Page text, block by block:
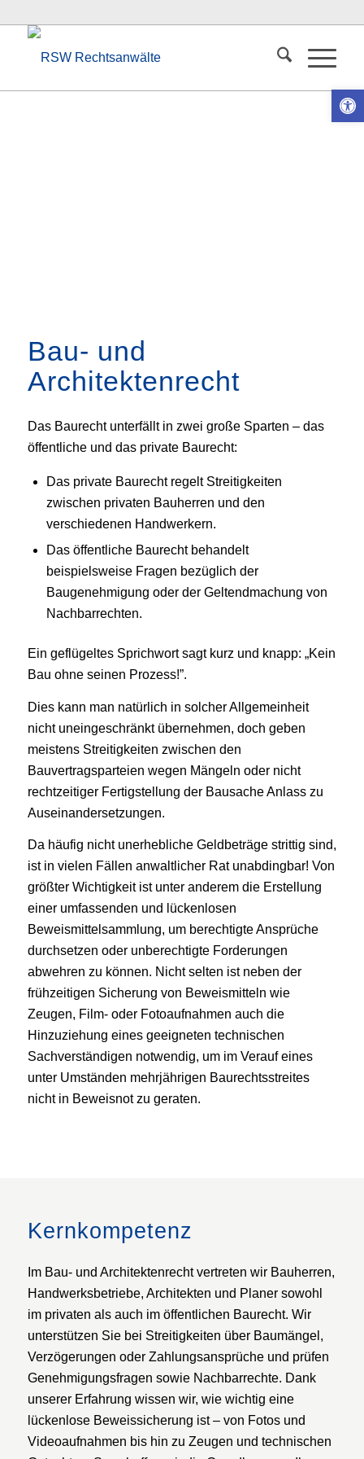
Bau- und
Architektenrecht
Das Baurecht unterfällt in zwei große Sparten – das
öffentliche und das private Baurecht:
Das private Baurecht regelt Streitigkeiten
zwischen privaten Bauherren und den
verschiedenen Handwerkern.
Das öffentliche Baurecht behandelt
beispielsweise Fragen bezüglich der
Baugenehmigung oder der Geltendmachung von
Nachbarrechten.
Ein geflügeltes Sprichwort sagt kurz und knapp: „Kein
Bau ohne seinen Prozess!”.
Dies kann man natürlich in solcher Allgemeinheit
nicht uneingeschränkt übernehmen, doch geben
meistens Streitigkeiten zwischen den
Bauvertragsparteien wegen Mängeln oder nicht
rechtzeitiger Fertigstellung der Bausache Anlass zu
Auseinandersetzungen.
Da häufig nicht unerhebliche Geldbeträge strittig sind,
ist in vielen Fällen anwaltlicher Rat unabdingbar! Von
größter Wichtigkeit ist unter anderem die Erstellung
einer umfassenden und lückenlosen
Beweismittelsammlung, um berechtigte Ansprüche
durchsetzen oder unberechtigte Forderungen
abwehren zu können. Nicht selten ist neben der
frühzeitigen Sicherung von Beweismitteln wie
Zeugen, Film- oder Fotoaufnahmen auch die
Hinzuziehung eines geeigneten technischen
Sachverständigen notwendig, um im Verauf eines
unter Umständen mehrjährigen Baurechtsstreites
nicht in Beweisnot zu geraten.
Kernkompetenz
Im Bau- und Architektenrecht vertreten wir Bauherren,
Handwerksbetriebe, Architekten und Planer sowohl
im privaten als auch im öffentlichen Baurecht. Wir
unterstützen Sie bei Streitigkeiten über Baumängel,
Verzögerungen oder Zahlungsansprüche und prüfen
Genehmigungsfragen sowie Nachbarrechte. Dank
unserer Erfahrung wissen wir, wie wichtig eine
lückenlose Beweissicherung ist – von Fotos und
Videoaufnahmen bis hin zu Zeugen und technischen